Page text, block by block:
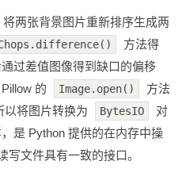
两张背景图片重新排序生成两
方法得
过差值图像得到缺口的偏移
的
Image.open()
方法
以将图片转换为
BytesIO
对
是 Python 提供的在内存中操
文件具有一致的接口。